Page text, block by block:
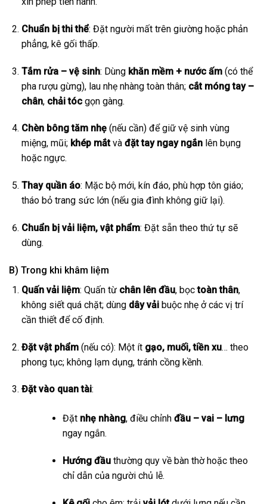
Chuẩn bị thi thể: Đặt người mất trên giường hoặc phản
phẳng, kê gối thấp.
Tắm rửa – vệ sinh: Dùng khăn mềm + nước ấm(có thể
pha rượu gừng), lau nhẹ nhàng toàn thân; cắt móng tay –
chân, chải tócgọn gàng.
Chèn bông tăm nhẹ(nếu cần) để giữ vệ sinh vùng
miệng, mũi; khép mắtvà đặt tay ngay ngắnlên bụng
hoặc ngực.
Thay quần áo: Mặc bộ mới, kín đáo, phù hợp tôn giáo;
tháo bỏ trang sức lớn (nếu gia đình không giữ lại).
Chuẩn bị vải liệm, vật phẩm: Đặt sẵn theo thứ tự sẽ
dùng.
B) Trong khi khâm liệm
Quấn vải liệm: Quấn từ chân lên đầu, bọctoàn thân,
không siết quá chặt; dùng dây vảibuộc nhẹ ở các vị trí
cần thiết để cố định.
Đặt vật phẩm(nếu có): Một ít gạo, muối, tiền xu… theo
phong tục; không lạm dụng, tránh cồng kềnh.
Đặt vào quan tài:
Đặt nhẹ nhàng, điều chỉnh đầu – vai – lưng
ngay ngắn.
Hướng đầuthường quy về bàn thờ hoặc theo
chỉ dẫn của người chủ lễ.